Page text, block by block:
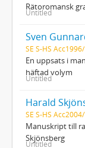
Rätoromansk
Untitled
SE S-HS
En uppsats i
häftad volym
Untitled
Harald
SE S-HS
Manuskript till
Skjönsberg
Untitled